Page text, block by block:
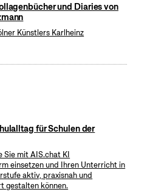
und Diaries von
Künstlers Karlheinz
für Schulen der
Sie mit AIS.chat KI
einsetzen und Ihren Unterricht in
aktiv, praxisnah und
gestalten können.